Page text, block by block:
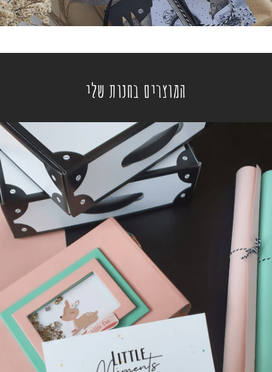
המוצרים בחנות שלי